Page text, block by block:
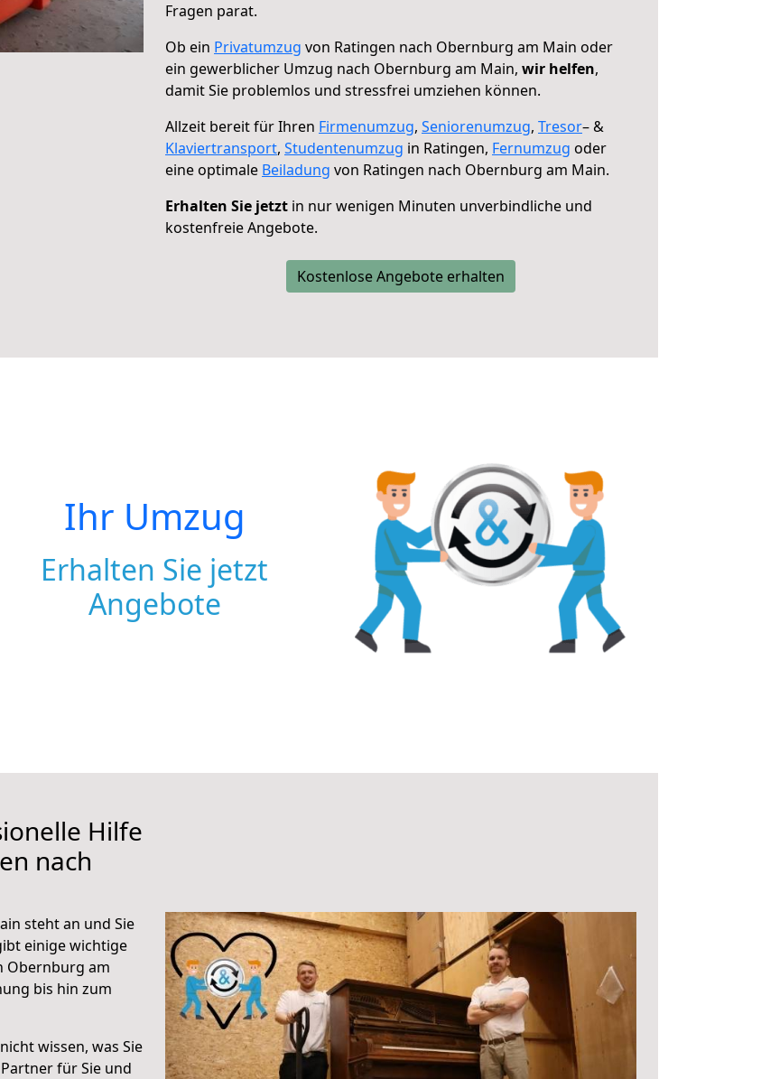
Fragen parat.
Ob ein Privatumzug von Ratingen nach Obernburg am Main oder
ein gewerblicher Umzug nach Obernburg am Main, wir helfen,
damit Sie problemlos und stressfrei umziehen können.
Allzeit bereit für Ihren Firmenumzug, Seniorenumzug, Tresor– &
Klaviertransport, Studentenumzug in Ratingen, Fernumzug oder
eine optimale Beiladung von Ratingen nach Obernburg am Main.
Erhalten Sie jetzt in nur wenigen Minuten unverbindliche und
kostenfreie Angebote.
Kostenlose Angebote erhalten
Ihr Umzug
Erhalten Sie jetzt
Angebote
Hilfe
nach
steht an und Sie
einige wichtige
Obernburg am
bis hin zum
wissen, was Sie
für Sie und